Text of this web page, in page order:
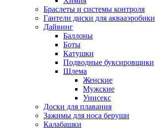
Браслеты и системы контроля
Гантели диски для аквааэробики
Дайвинг
Баллоны
Боты
Катушки
Подводные буксировщики
Шлема
Женские
Мужские
Унисекс
Доски для плавания
Зажимы для носа беруши
Калабашки